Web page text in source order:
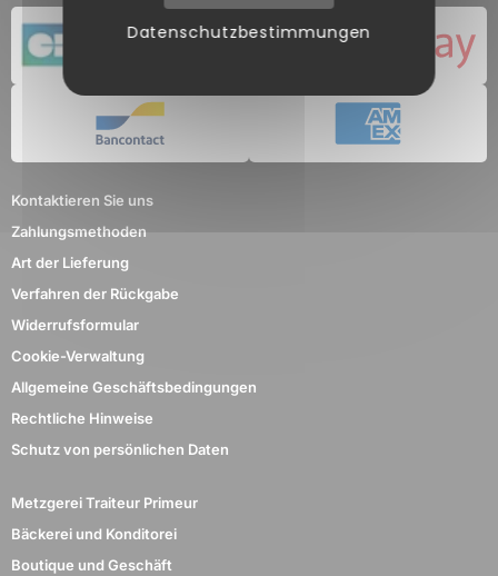
Kontaktieren Sie uns
Zahlungsmethoden
Art der Lieferung
Verfahren der Rückgabe
Widerrufsformular
Cookie-Verwaltung
Allgemeine Geschäftsbedingungen
Rechtliche Hinweise
Schutz von persönlichen Daten
Metzgerei Traiteur Primeur
Bäckerei und Konditorei
Boutique und Geschäft
Datenschutzbestimmungen